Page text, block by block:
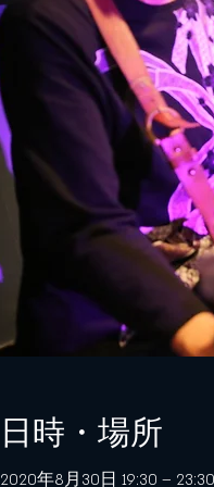
日時・場所
2020年8月30日 19:30 – 23:30